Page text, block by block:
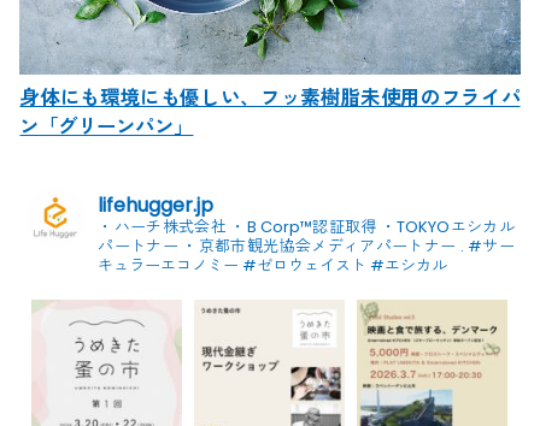
身体にも環境にも優しい、フッ素樹脂未使用のフライパ
ン「グリーンパン」
lifehugger.jp
・ハーチ株式会社 ・B Corp™認証取得 ・TOKYOエシカル
パートナー ・京都市観光協会メディアパートナー . #サー
キュラーエコノミー #ゼロウェイスト #エシカル